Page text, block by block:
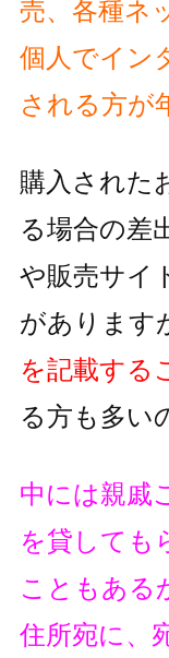
売、各種ネ
個人でイン
される方が
購入された
る場合の差
や販売サイ
があります
を記載する
る方も多い
中には親戚
を貸しても
こともある
住所宛に、